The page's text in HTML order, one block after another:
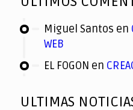
Miguel Santos en
WEB
EL FOGON en
ULTIMAS